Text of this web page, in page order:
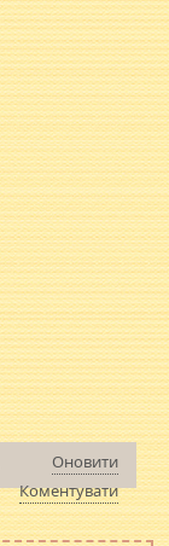
Оновити
Коментувати